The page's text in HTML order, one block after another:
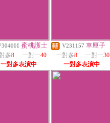
蜜桃護士
多8 一對一40
一對多表演中
V231157 車厘子
一對多8 一對一30
一對多表演中